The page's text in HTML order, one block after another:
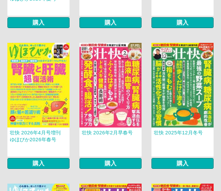
購入 購入 購入
壮快 2026年4月号増刊
ゆほびか2026年春号
購入
壮快 2026年2月早春号
購入
壮快 2025年12月冬号
購入